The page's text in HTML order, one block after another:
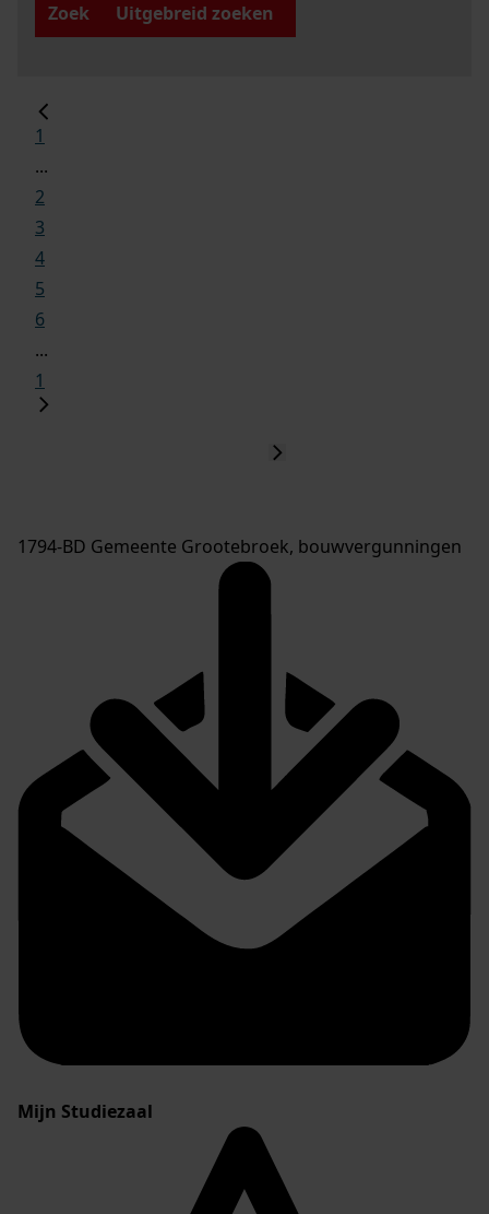
Zoek
Uitgebreid zoeken
1
...
2
3
4
5
6
...
1
1794-BD Gemeente Grootebroek, bouwvergunningen
Mijn Studiezaal